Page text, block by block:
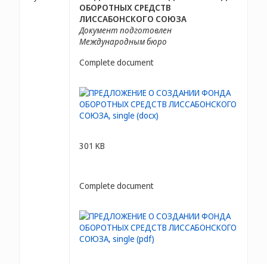
ОБОРОТНЫХ СРЕДСТВ
ЛИССАБОНСКОГО СОЮЗА
Документ подготовлен
Международным бюро
Complete document
301 KB
Complete document